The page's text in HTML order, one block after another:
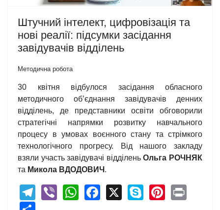
Штучний інтелект, цифровізація та
нові реалії: підсумки засідання
завідувачів відділень
Методична робота
30 квітня відбулося засідання обласного
методичного об’єднання завідувачів денних
відділень, де представники освіти обговорили
стратегічні напрямки розвитку навчального
процесу в умовах воєнного стану та стрімкого
технологічного прогресу. Від нашого закладу
взяли участь завідувачі відділеньОльга РОЧНЯК
та Микола ВДОДОВИЧ .
Telegram
ViberWhatsApp
Facebook
X Skype